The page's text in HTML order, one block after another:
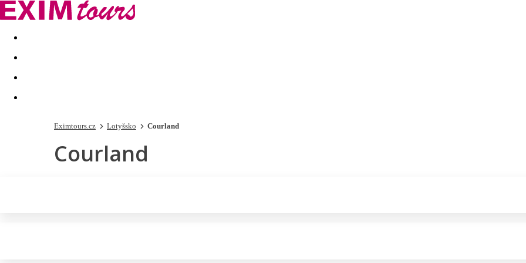
Akční nabídky Last minute
Eximtours.cz Lotyšsko Courland
Courland